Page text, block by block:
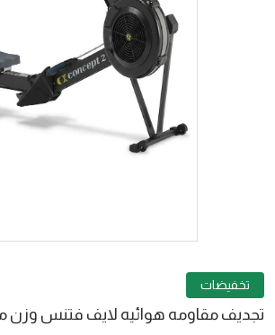
تخفيضات
تجديف مقاومه هوائيه لايف فتنس وزن